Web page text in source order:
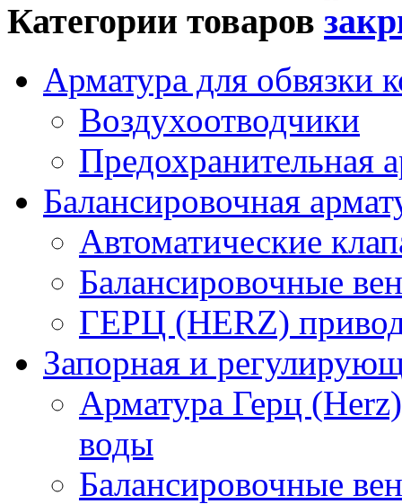
Категории товаров
Арматура для обвязки
Воздухоотводчики
Предохранительная
Балансировочная
Автоматические
Балансировочные
ГЕРЦ (HERZ)
Запорная и
Арматура Герц
воды
Балансировочные